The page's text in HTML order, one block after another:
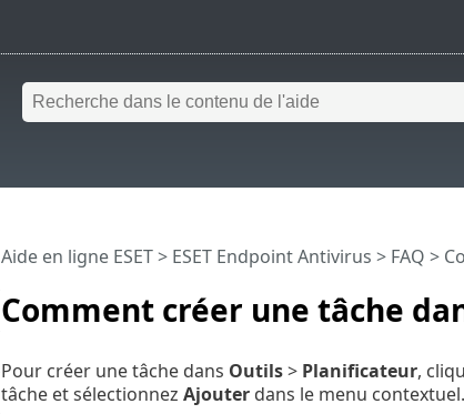
Comment créer une tâche
Aide en ligne ESET> ESET Endpoint Antivirus > FAQ >
Pour créer une tâche dans Outils> Planificateur,
tâche et sélectionnez Ajouterdans le menu